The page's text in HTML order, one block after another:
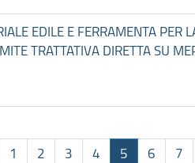
EDILE E FERRAMENTA PER
TRATTATIVA DIRETTA SU
1 2 3 4 5 6 7